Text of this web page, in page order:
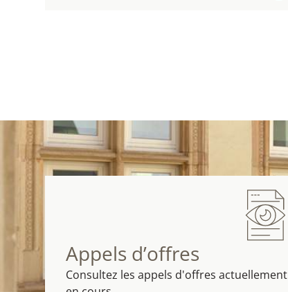
Appels d’offres
Consultez les appels d'offres actuellement